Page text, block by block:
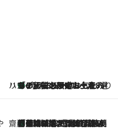
ハワイ賢者 リサのお気に入りリスト2026.8.6
あの伝説の限定トートも！ リニューアルした「ディーン＆デルーカ ハワイ」で必須のお土産8選
齋藤 薫 美容脳ルネサンス
2026.8.6
「荷物が増えるほど旅ストレスは増す」美容ジャーナリストがたどり着いた最終結論。“化粧品を劇的に減らす”感動の凝縮美容とは